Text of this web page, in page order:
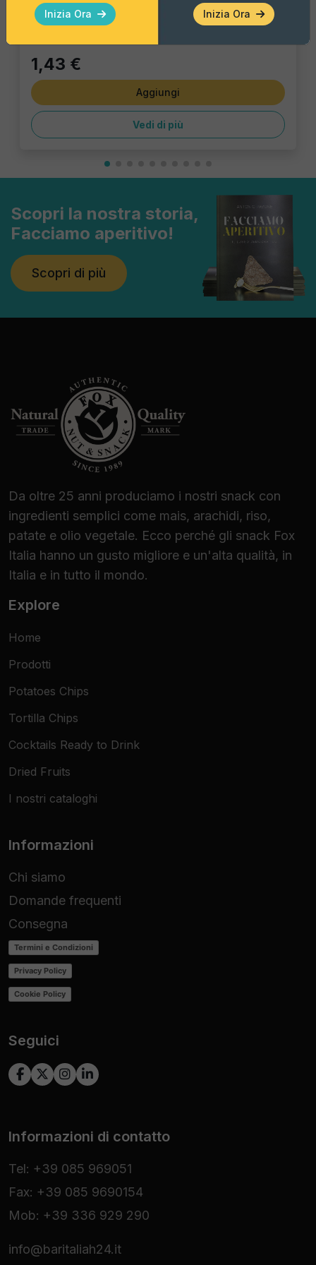
Pacco Singolo - 40 Gr
1,43 €
Aggiungi
Vedi di più
Scopri la nostra storia,
Facciamo aperitivo!
Scopri di più
Da oltre 25 anni produciamo i nostri snack con
ingredienti semplici come mais, arachidi, riso,
patate e olio vegetale. Ecco perché gli snack Fox
Italia hanno un gusto migliore e un'alta qualità, in
Italia e in tutto il mondo.
Explore
Home
Prodotti
Potatoes Chips
Tortilla Chips
Cocktails Ready to Drink
Dried Fruits
I nostri cataloghi
Informazioni
Chi siamo
Domande frequenti
Consegna
Termini e Condizioni
Privacy Policy
Cookie Policy
Seguici
Informazioni di contatto
Tel: +39 085 969051
Fax: +39 085 9690154
Mob: +39 336 929 290
info@baritaliah24.it
Inizia Ora Inizia Ora